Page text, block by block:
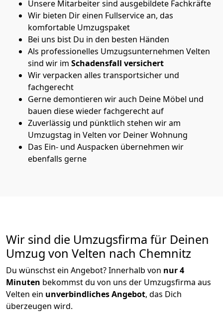
Unsere Mitarbeiter sind ausgebildete Fachkräfte
Wir bieten Dir einen Fullservice an, das
komfortable Umzugspaket
Bei uns bist Du in den besten Händen
Als professionelles Umzugsunternehmen Velten
sind wir im Schadensfall versichert
Wir verpacken alles transportsicher und
fachgerecht
Gerne demontieren wir auch Deine Möbel und
bauen diese wieder fachgerecht auf
Zuverlässig und pünktlich stehen wir am
Umzugstag in Velten vor Deiner Wohnung
Das Ein- und Auspacken übernehmen wir
ebenfalls gerne
Wir sind die Umzugsfirma für Deinen
Umzug von Velten nach Chemnitz
Du wünschst ein Angebot? Innerhalb von nur 4
Minuten bekommst du von uns der Umzugsfirma aus
Velten ein unverbindliches Angebot, das Dich
überzeugen wird.